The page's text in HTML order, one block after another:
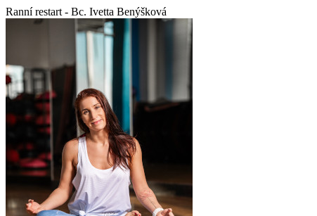
Ranní restart - Bc. Ivetta Benýšková